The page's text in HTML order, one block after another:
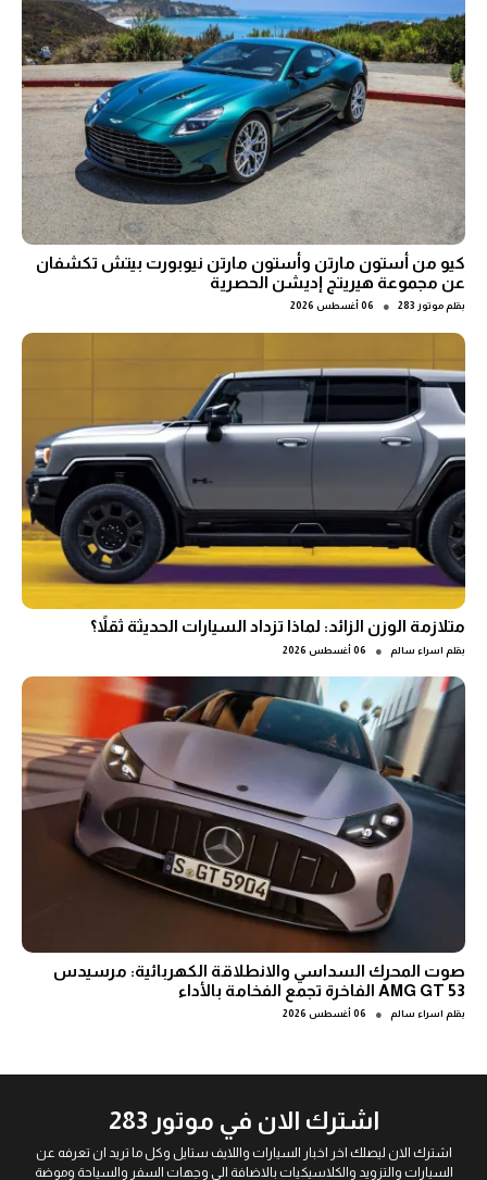
كيو من أستون مارتن وأستون مارتن نيوبورت بيتش تكشفان
عن مجموعة هيريتج إديشن الحصرية
بقلم موتور 283 ● 06 أغسطس 2026
متلازمة الوزن الزائد: لماذا تزداد السيارات الحديثة ثقلاً؟
بقلم اسراء سالم ● 06 أغسطس 2026
صوت المحرك السداسي والانطلاقة الكهربائية: مرسيدس
AMG GT 53 الفاخرة تجمع الفخامة بالأداء
بقلم اسراء سالم ● 06 أغسطس 2026
اشترك الان في موتور 283
اشترك الان ليصلك اخر اخبار السيارات واللايف ستايل وكل ما تريد ان تعرفه عن
السيارات والتزويد والكلاسيكيات بالاضافة الى وجهات السفر والسياحة وموضة